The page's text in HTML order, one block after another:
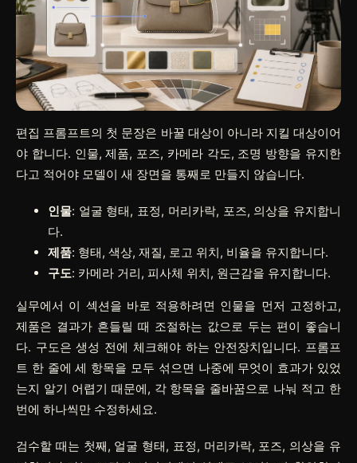
편집 프롬프트의 첫 문장은 바꿀 대상이 아니라 지킬 대상이어
야 합니다. 인물, 제품, 포즈, 카메라 각도, 조명 방향을 유지한
다고 적어야 모델이 새 장면을 통째로 만들지 않습니다.
인물: 얼굴 형태, 표정, 머리카락, 포즈, 의상을 유지합니
다.
제품: 형태, 색상, 재질, 로고 위치, 비율을 유지합니다.
구도: 카메라 거리, 피사체 위치, 원근감을 유지합니다.
실무에서 이 섹션을 바로 적용하려면 인물을 먼저 고정하고,
제품은 결과가 흔들릴 때 조절하는 값으로 두는 편이 좋습니
다. 구도은 생성 전에 체크해야 하는 안전장치입니다. 프롬프
트 한 줄에 세 항목을 모두 섞으면 나중에 무엇이 효과가 있었
는지 알기 어렵기 때문에, 각 항목을 줄바꿈으로 나눠 적고 한
번에 하나씩만 수정하세요.
검수할 때는 첫째, 얼굴 형태, 표정, 머리카락, 포즈, 의상을 유